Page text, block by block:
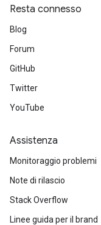
Resta connesso
Blog
Forum
GitHub
Twitter
YouTube
Assistenza
Monitoraggio problemi
Note di rilascio
Stack Overflow
Linee guida per il brand